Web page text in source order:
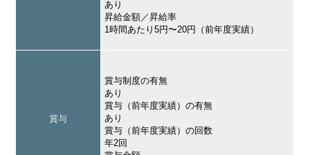
あり
昇給金額／昇給率
1時間あたり5円〜20円（前年度実績）
賞与
賞与制度の有無
あり
賞与（前年度実績）の有無
あり
賞与（前年度実績）の回数
年2回